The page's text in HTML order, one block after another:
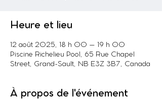
Heure et lieu
12 août 2025, 18 h 00 – 19 h 00
Piscine Richelieu Pool, 65 Rue Chapel
Street, Grand-Sault, NB E3Z 3B7, Canada
À propos de l'événement